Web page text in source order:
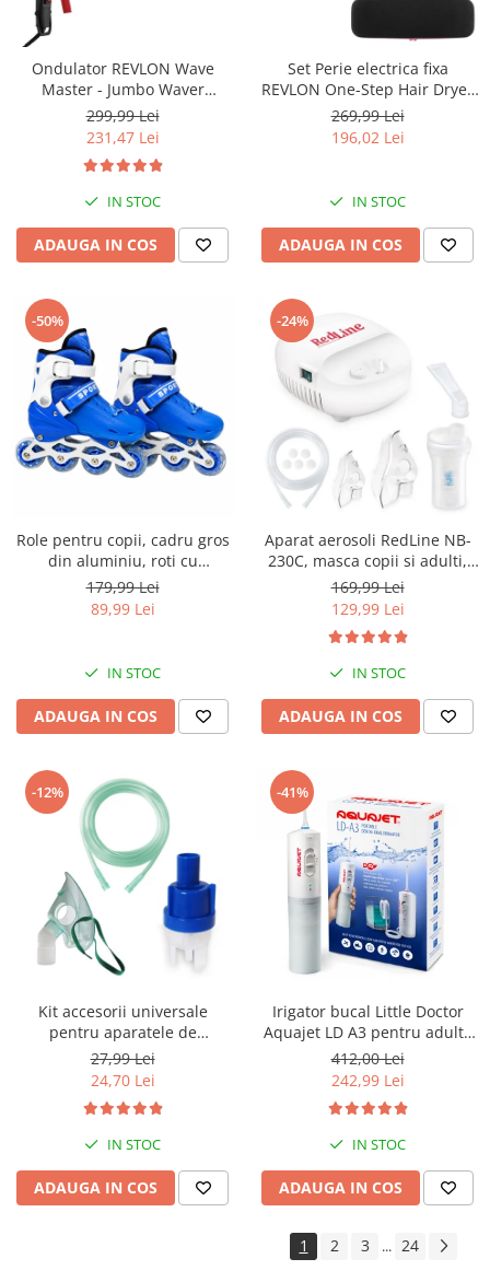
Ondulator REVLON Wave
Master - Jumbo Waver
RVIR3056UKE, 3 cilindri extra
mari, 30 setari temperatura,
invelis ceramic cu turmalina
299,99 Lei
231,47 Lei
IN STOC
ADAUGA IN COS
Set Perie electrica fixa
REVLON One-Step Hair Dryer
& Volumizer RVDR5222E2 si
geanta transport RedLine
Case One
269,99 Lei
196,02 Lei
IN STOC
ADAUGA IN COS
-50%
Role pentru copii, cadru gros
din aluminiu, roti cu
elasticitate ridicata si
rezistenta la uzura, marime
reglabila 30-34, sisteme
Albastru
179,99 Lei
89,99 Lei
IN STOC
ADAUGA IN COS
-24%
Aparat aerosoli RedLine NB-
230C, masca copii si adulti,
particule 3 microni,
nebulizator inhalator cu
compresor
169,99 Lei
129,99 Lei
IN STOC
ADAUGA IN COS
-12%
Kit accesorii universale
pentru aparatele de
nebulizare cu compresor
RedLine RDA007, masca
medie rotativa, furtun 2m si
kit de nebulizare
27,99 Lei
24,70 Lei
IN STOC
ADAUGA IN COS
-41%
Irigator bucal Little Doctor
Aquajet LD A3 pentru adulti,
profesional, 1500
impulsuri/min, 2 duze, alb
412,00 Lei
242,99 Lei
IN STOC
ADAUGA IN COS
1 2 3 ... 24